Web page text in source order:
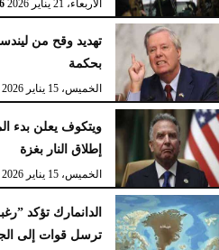
الأربعاء، 21 يناير 2026
تهديد وقح من
بحكمة
الخميس، 15 يناير 2026
ويتكوف يعلن بدء
إطلاق النار بغزة
الخميس، 15 يناير 2026
الدانمارك تؤكد
ترسل قوات إلى